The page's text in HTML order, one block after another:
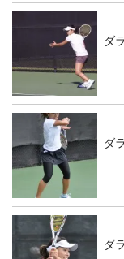
ダ
ダ
ダ